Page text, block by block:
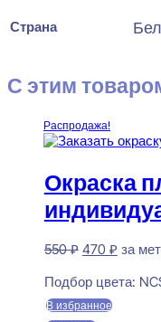
Страна
С этим
Распродажа!
Окраска
550₽
составляла
550 ₽.
470 ₽
470 ₽.
за
Подбор цвета:
В избранное